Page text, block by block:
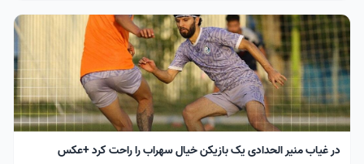
در غیاب منیر الحدادی یک بازیکن خیال سهراب را راحت کرد +عکس